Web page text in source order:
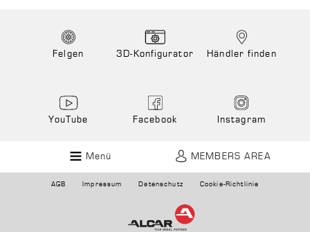
Felgen 3D-Konfigurator Händler finden
YouTube Facebook Instagram
Menü MEMBERS AREA
AGB Impressum Datenschutz Cookie-Richtlinie